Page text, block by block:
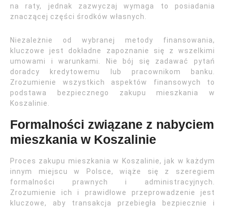
na raty, jednak zazwyczaj wymaga to posiadania
znaczącej części środków własnych.
Niezależnie od wybranej metody finansowania,
kluczowe jest dokładne zapoznanie się z wszelkimi
umowami i warunkami. Nie bój się zadawać pytań
doradcy kredytowemu lub pracownikom banku.
Zrozumienie wszystkich aspektów finansowych to
podstawa bezpiecznego zakupu mieszkania w
Koszalinie.
Formalności związane z nabyciem
mieszkania w Koszalinie
Proces zakupu mieszkania w Koszalinie, jak w każdym
innym miejscu w Polsce, wiąże się z szeregiem
formalności prawnych i administracyjnych.
Zrozumienie ich i prawidłowe przeprowadzenie jest
kluczowe, aby transakcja przebiegła bezpiecznie i